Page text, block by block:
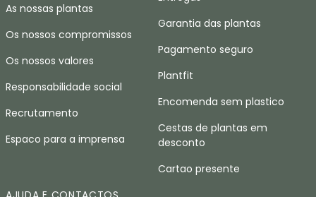
As nossas plantas
Os nossos compromissos
Os nossos valores
Responsabilidade social
Recrutamento
Espaco para a imprensa
Garantia das plantas
Pagamento seguro
Plantfit
Encomenda sem plastico
Cestas de plantas em
desconto
Cartao presente